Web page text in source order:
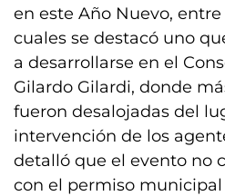
en este Año Nuevo, entre
cuales se destacó uno
a desarrollarse en el
Gilardo Gilardi, donde
fueron desalojadas del
intervención de los
detalló que el evento no
con el permiso